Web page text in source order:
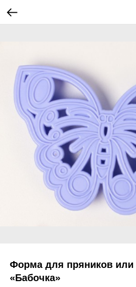
Форма для пряников или
«Бабочка»